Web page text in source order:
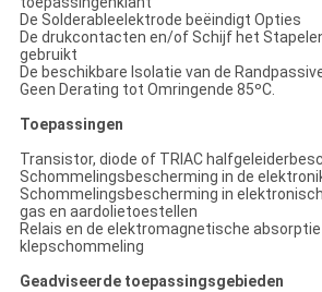
De Solderableelektrode beëindigt Opties
De drukcontacten en/of Schijf het
gebruikt
De beschikbare Isolatie van de
Geen Derating tot Omringende 85ºC.
Toepassingen
Transistor, diode of TRIAC
Schommelingsbescherming in de
Schommelingsbescherming in
gas en aardolietoestellen
Relais en de elektromagnetische absorptie
klepschommeling
Geadviseerde toepassingsgebieden